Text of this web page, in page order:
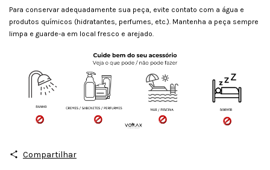
Para conservar adequadamente sua peça, evite contato com a água e
produtos químicos (hidratantes, perfumes, etc.). Mantenha a peça sempre
limpa e guarde-a em local fresco e arejado.
Compartilhar